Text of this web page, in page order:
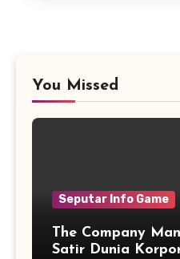
You Missed
Seputar Info Game
The Company
Satir Dunia